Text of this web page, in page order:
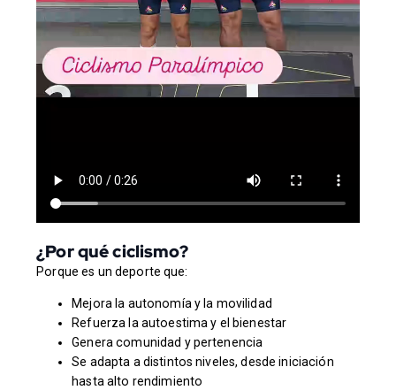
¿Por qué ciclismo?
Porque es un deporte que:
Mejora la autonomía y la movilidad
Refuerza la autoestima y el bienestar
Genera comunidad y pertenencia
Se adapta a distintos niveles, desde iniciación
hasta alto rendimiento